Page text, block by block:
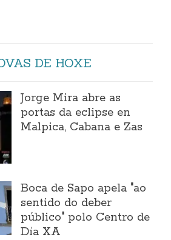
DE HOXE
Jorge Mira abre as
portas da eclipse en
Malpica, Cabana e Zas
Boca de Sapo apela "ao
sentido do deber
público" polo Centro de
Día XA